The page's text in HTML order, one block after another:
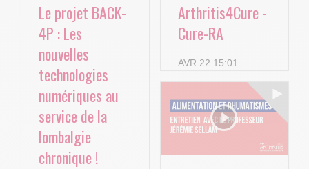
Le projet BACK-
4P : Les
nouvelles
technologies
numériques au
service de la
lombalgie
chronique !
Arthritis4Cure -
Cure-RA
AVR 22 15:01